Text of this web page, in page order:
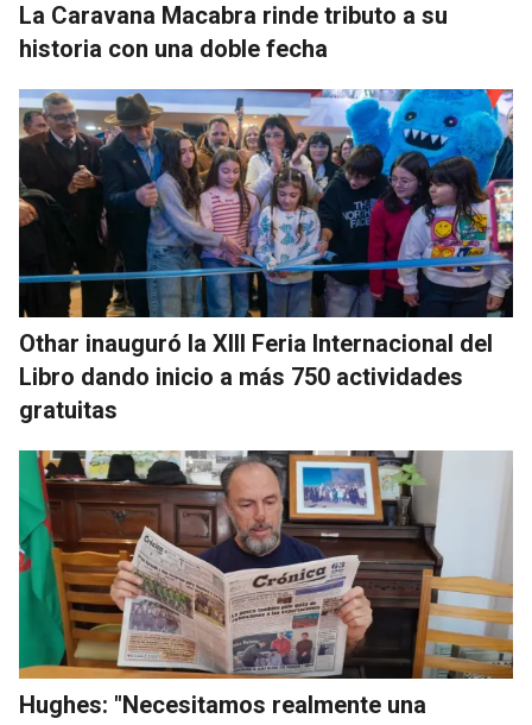
La Caravana Macabra rinde tributo a su
historia con una doble fecha
Othar inauguró la XIII Feria Internacional del
Libro dando inicio a más 750 actividades
gratuitas
Hughes: "Necesitamos realmente una